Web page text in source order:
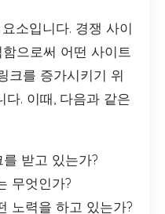
소입니다. 경쟁 사이
으로써 어떤 사이트
크를 증가시키기 위
. 이때, 다음과 같은
받고 있는가?
무엇인가?
노력을 하고 있는가?